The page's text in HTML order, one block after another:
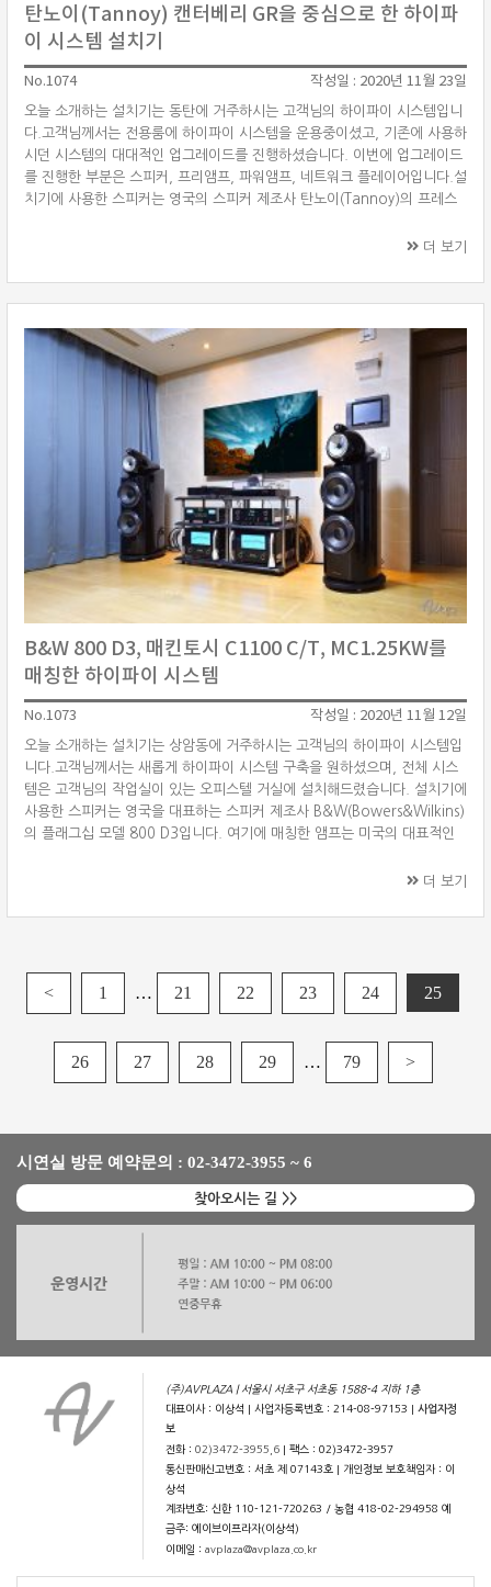
탄노이(Tannoy) 캔터베리 GR을 중심으로 한 하이파
이 시스템 설치기
No.1074 작성일 : 2020년 11월 23일
오늘 소개하는 설치기는 동탄에 거주하시는 고객님의 하이파이 시스템입니
다.고객님께서는 전용룸에 하이파이 시스템을 운용중이셨고, 기존에 사용하
시던 시스템의 대대적인 업그레이드를 진행하셨습니다. 이번에 업그레이드
를 진행한 부분은 스피커, 프리앰프, 파워앰프, 네트워크 플레이어입니다.설
치기에 사용한 스피커는 영국의 스피커 제조사 탄노이(Tannoy)의 프레스
GR(Canterbury GR)과 미국의 하이파이 제조사 패스랩스(Pass Labs)의
는 기존에 사용하시던 CD 플레이어에 더해 새롭게 루민(Lumin) T2 네트워
더 보기
B&W 800 D3, 매킨토시 C1100 C/T, MC1.25KW를
매칭한 하이파이 시스템
No.1073 작성일 : 2020년 11월 12일
오늘 소개하는 설치기는 상암동에 거주하시는 고객님의 하이파이 시스템입
니다.고객님께서는 새롭게 하이파이 시스템 구축을 원하셨으며, 전체 시스
템은 고객님의 작업실이 있는 오피스텔 거실에 설치해드렸습니다. 설치기에
사용한 스피커는 영국을 대표하는 스피커 제조사 B&W(Bowers&Wilkins)
의 플래그십 모델 800 D3입니다. 여기에 매칭한 앰프는 미국의 대표적인
MC1.25KW 모노블럭 파워앰프를 사용하였습니다. 소스기기는 디지털, 아
(Linn) 셀렉트 DSM(Selekt DSM)을, 아날로그 소스기기는 덴마크의 오토
더 보기
색
< 1 … 21 22 23 24 25
26 27 28 29 … 79 >
시연실 방문 예약문의 : 02-3472-3955 ~ 6
찾아오시는 길 >>
(주)AVPLAZA | 서울시 서초구 서초동 1588-4 지하 1층
대표이사 : 이상석 | 사업자등록번호 : 214-08-97153 |사업자정
보
전화 :02)3472-3955,6 | 팩스 : 02)3472-3957
통신판매신고번호 : 서초 제 07143호 | 개인정보 보호책임자 : 이
상석
계좌번호: 신한 110-121-720263 / 농협 418-02-294958 예
금주: 에이브이프라자(이상석)
이메일 :avplaza@avplaza.co.kr